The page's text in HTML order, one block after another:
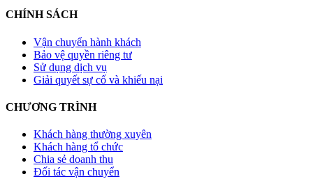
CHÍNH SÁCH
Vận chuyển hành khách
Bảo vệ quyền riêng tư
Sử dụng dịch vụ
Giải quyết sự cố và khiếu nại
CHƯƠNG TRÌNH
Khách hàng thường xuyên
Khách hàng tổ chức
Chia sẻ doanh thu
Đối tác vận chuyển